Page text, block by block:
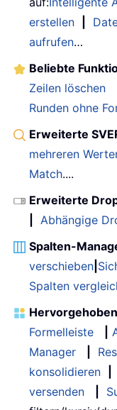
erstellen
aufrufen…
Beliebte
Zeilen löschen
Runden ohne
Erweiterte
mehreren
Match....
Erweiterte
Abhängige
Spalten-
verschieben
Spalten
Formelleiste
Manager
konsolidieren
versenden